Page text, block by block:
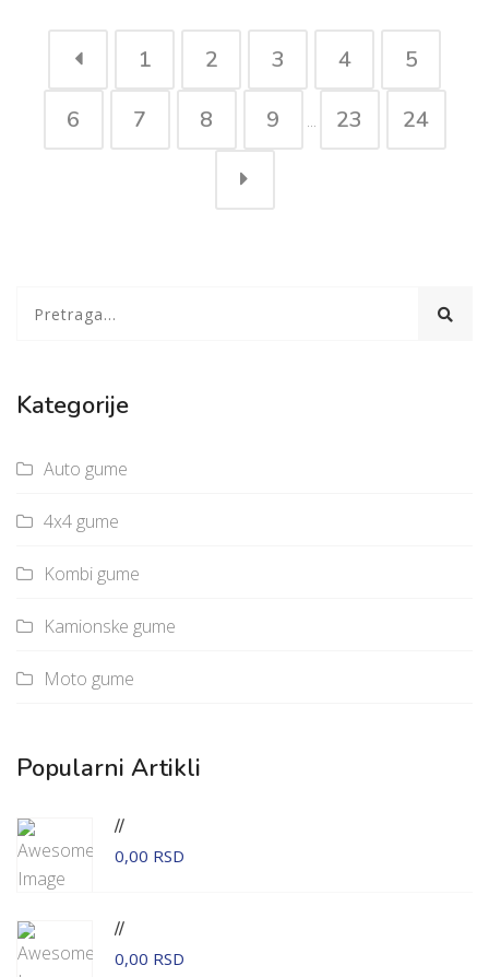
1 2 3 4 5
6 7 8 9 ... 23 24
Kategorije
Auto gume
4x4 gume
Kombi gume
Kamionske gume
Moto gume
Popularni Artikli
//
0,00 RSD
//
0,00 RSD